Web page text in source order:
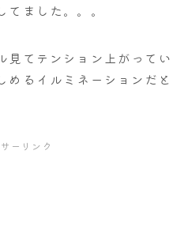
ました。。。
見てテンション上がってい
めるイルミネーションだと
ーリンク